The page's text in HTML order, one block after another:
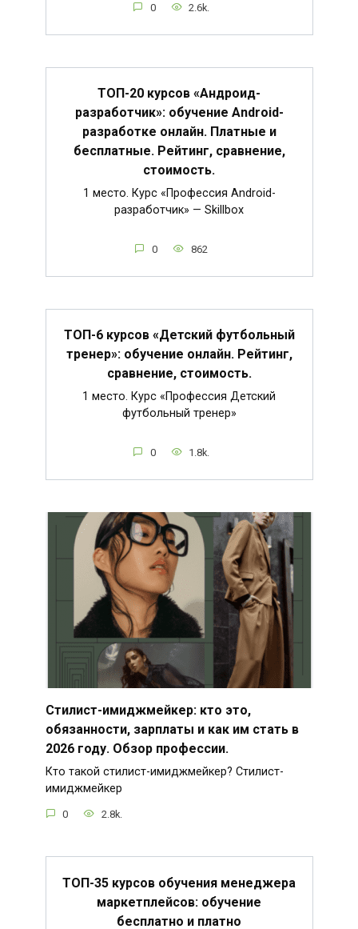
0 2.6k.
ТОП-20 курсов «Андроид-
разработчик»: обучение Android-
разработке онлайн. Платные и
бесплатные. Рейтинг, сравнение,
стоимость.
1 место. Курс «Профессия Android-
разработчик» — Skillbox
0 862
ТОП-6 курсов «Детский футбольный
тренер»: обучение онлайн. Рейтинг,
сравнение, стоимость.
1 место. Курс «Профессия Детский
футбольный тренер»
0 1.8k.
Стилист-имиджмейкер: кто это,
обязанности, зарплаты и как им стать в
2026 году. Обзор профессии.
Кто такой стилист-имиджмейкер? Стилист-
имиджмейкер
0 2.8k.
ТОП-35 курсов обучения менеджера
маркетплейсов: обучение
бесплатно и платно